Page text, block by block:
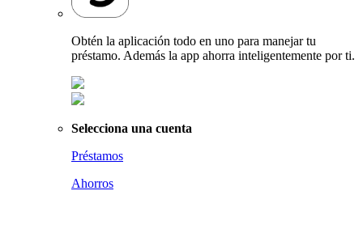
Obtén la aplicación todo en uno para manejar tu
préstamo. Además la app ahorra inteligentemente por ti.
Selecciona una cuenta
Préstamos
Ahorros